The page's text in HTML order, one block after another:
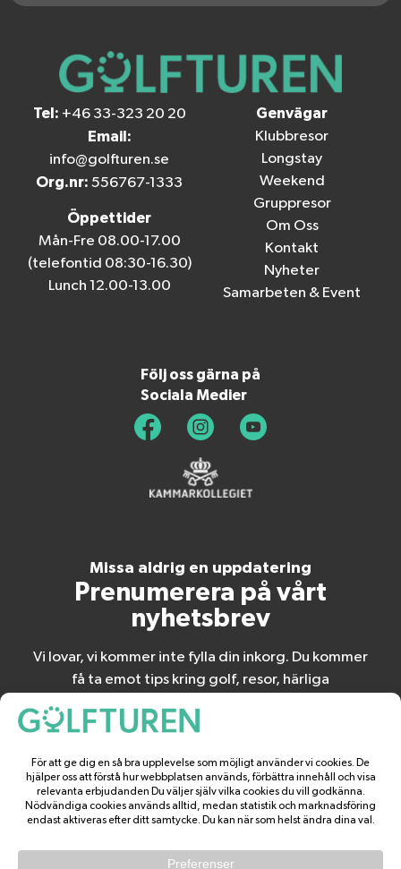
Tel: +46 33-323 20 20
Email:
info@golfturen.se
Org.nr: 556767-1333
Öppettider
Mån-Fre 08.00-17.00
(telefontid 08:30-16.30)
Lunch 12.00-13.00
Genvägar
Klubbresor
Longstay
Weekend
Gruppresor
Om Oss
Kontakt
Nyheter
Samarbeten & Event
Följ oss gärna på
Sociala Medier
Missa aldrig en uppdatering
Prenumerera på vårt
nyhetsbrev
Vi lovar, vi kommer inte fylla din inkorg. Du kommer
få ta emot tips kring golf, resor, härliga
spännande nyheter.
BÖRJA PRENUMERERA